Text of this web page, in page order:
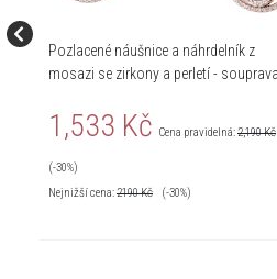
Pozlacené náušnice a náhrdelník z
mosazi se zirkony a perletí - souprava -
1,533 Kč Cena pravidelná:2,190 Kč
(-30%)
Nejnižší cena:2190Kč (-30%)